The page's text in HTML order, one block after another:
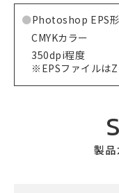
Photoshop EPS
CMYKカラー
350dpi程度
※EPSファイルは
製品